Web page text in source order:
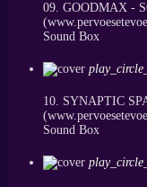
09. GOODMAX -
Sound Box
10. SYNAPTIC
Sound Box